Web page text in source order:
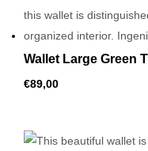
Wallet Large Green
€89,00